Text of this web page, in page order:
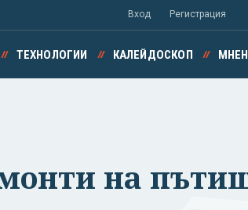
Вход Регистрация
ТЕХНОЛОГИИ КАЛЕЙДОСКОП
на